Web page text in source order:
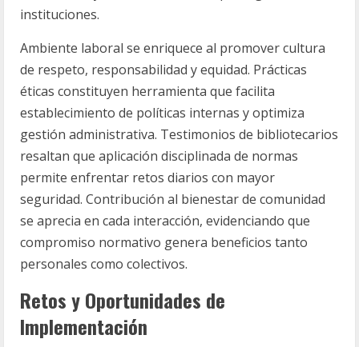
instituciones.
Ambiente laboral se enriquece al promover cultura
de respeto, responsabilidad y equidad. Prácticas
éticas constituyen herramienta que facilita
establecimiento de políticas internas y optimiza
gestión administrativa. Testimonios de bibliotecarios
resaltan que aplicación disciplinada de normas
permite enfrentar retos diarios con mayor
seguridad. Contribución al bienestar de comunidad
se aprecia en cada interacción, evidenciando que
compromiso normativo genera beneficios tanto
personales como colectivos.
Retos y Oportunidades de
Implementación